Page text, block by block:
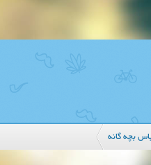
بچه گانه